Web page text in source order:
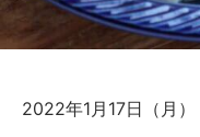
2022年1月17日（月）